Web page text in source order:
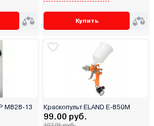
Купить
M828-13 Краскопульт ELAND E-850М
99.00 руб.